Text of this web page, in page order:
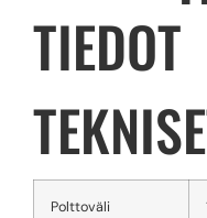
TIEDOT
Polttoväli